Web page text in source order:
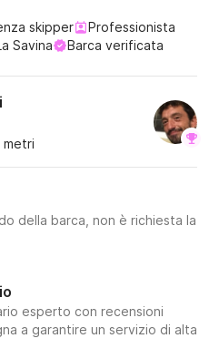
skipper
Professionista
Savina
Barca verificata
metri
della barca, non è richiesta la
esperto con recensioni
a garantire un servizio di alta